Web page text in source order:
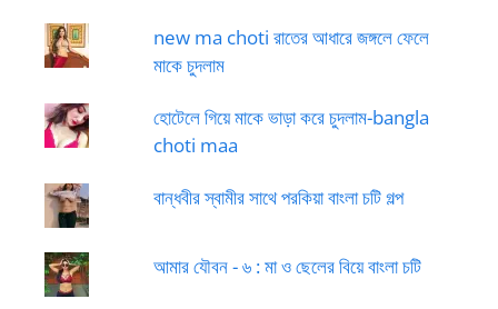
new ma choti রাতের আধারে জঙ্গলে ফেলে
মাকে চুদলাম
হোটেলে গিয়ে মাকে ভাড়া করে চুদলাম-bangla
choti maa
বান্ধবীর স্বামীর সাথে পরকিয়া বাংলা চটি গল্প
আমার যৌবন - ৬ : মা ও ছেলের বিয়ে বাংলা চটি